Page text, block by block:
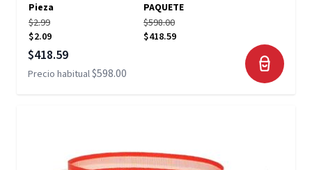
Pieza
PAQUETE
$2.99
$2.09
$598.00
$418.59
Precio especial
$418.59
Precio habitual$598.00